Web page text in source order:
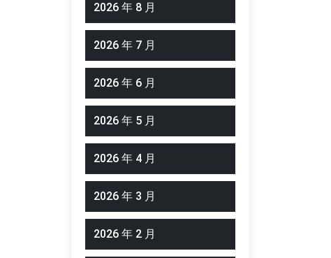
2026 年 8 月
2026 年 7 月
2026 年 6 月
2026 年 5 月
2026 年 4 月
2026 年 3 月
2026 年 2 月